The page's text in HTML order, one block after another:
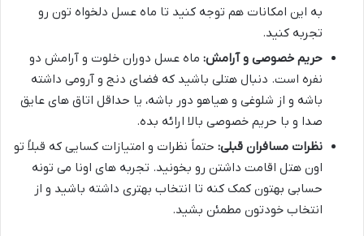
به این امکانات هم توجه کنید تا ماه عسل دلخواه تون رو
تجربه کنید.
حریم خصوصی و آرامش: ماه عسل دوران خلوت و آرامش دو
نفره است. دنبال هتلی باشید که فضای دنج و آرومی داشته
باشه و از شلوغی و هیاهو دور باشه، یا حداقل اتاق های عایق
صدا و با حریم خصوصی بالا ارائه بده.
نظرات مسافران قبلی: حتماً نظرات و امتیازات کسایی که قبلاً تو
اون هتل اقامت داشتن رو بخونید. تجربه های اونا می تونه
حسابی بهتون کمک کنه تا انتخاب بهتری داشته باشید و از
انتخاب خودتون مطمئن بشید.